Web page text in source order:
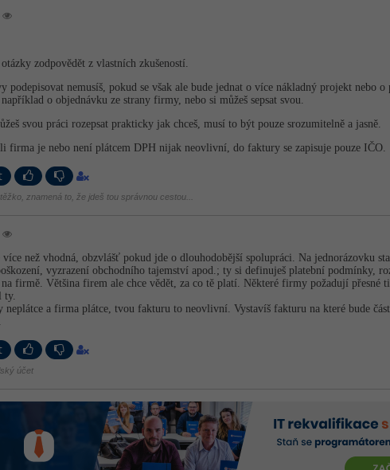
zodpovědět z vlastních zkušeností.
podepisovat nemusíš, pokud se však ale bude jednat o více nákladný projekt
například o objednávku ze strany firmy, nebo si můžeš sepsat svou.
svou práci rozepsat prakticky jak chceš, musí to být pouze srozumitelně a jasně.
firma je nebo není plátcem DPH nijak neovlivní, do faktury se zapisuje pouze IČO.
znamená to, že jdeš tou správnou cestou...
více než vhodná, obzvlášť pokud jde o dlouhodobější spolupráci. Na jednorázovku
vyzrazení obchodního tajemství apod.; ty si definuješ platební podmínky,
firmě. Většina firem ale chce vědět, za co tě platí. Některé firmy požadují přesné
ty.
neplátce a firma plátce, tvou fakturu to neovlivní. Vystavíš fakturu na které bude
účet